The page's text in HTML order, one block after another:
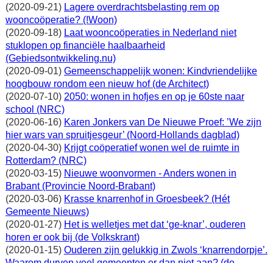
(2020-09-21) Lagere overdrachtsbelasting rem op
wooncoöperatie? (!Woon)
(2020-09-18) Laat wooncoöperaties in Nederland niet
stuklopen op financiële haalbaarheid
(Gebiedsontwikkeling.nu)
(2020-09-01) Gemeenschappelijk wonen: Kindvriendelijke
hoogbouw rondom een nieuw hof (de Architect)
(2020-07-10) 2050: wonen in hofjes en op je 60ste naar
school (NRC)
(2020-06-16) Karen Jonkers van De Nieuwe Proef: ’We zijn
hier wars van spruitjesgeur’ (Noord-Hollands dagblad)
(2020-04-30) Krijgt coöperatief wonen wel de ruimte in
Rotterdam? (NRC)
(2020-03-15) Nieuwe woonvormen - Anders wonen in
Brabant (Provincie Noord-Brabant)
(2020-03-06) Krasse knarrenhof in Groesbeek? (Hét
Gemeente Nieuws)
(2020-01-27) Het is welletjes met dat ‘ge-knar’, ouderen
horen er ook bij (de Volkskrant)
(2020-01-15) Ouderen zijn gelukkig in Zwols ‘knarrendorpje’.